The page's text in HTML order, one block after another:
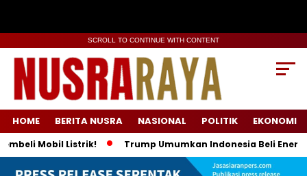
SCROLL TO CONTINUE WITH CONTENT
HOME BERITA NUSRA NASIONAL POLITIK EKONOMI
Mobil Listrik! Trump Umumkan Indonesia Beli Energi & 50